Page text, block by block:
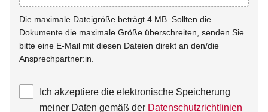
Die maximale Dateigröße beträgt 4 MB. Sollten die
Dokumente die maximale Größe überschreiten, senden Sie
bitte eine E-Mail mit diesen Dateien direkt an den/die
Ansprechpartner:in.
Ich akzeptiere die elektronische Speicherung
meiner Daten gemäß der Datenschutzrichtlinien